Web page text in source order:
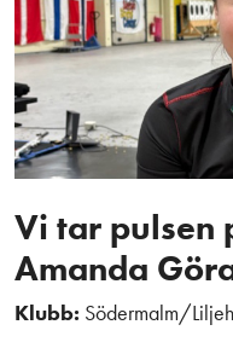
Vi tar pulsen
Amanda
Klubb: Södermalm/